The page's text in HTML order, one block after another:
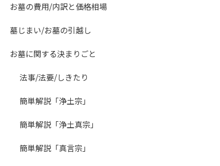
お墓の費用/内訳と価格相場
墓じまい/お墓の引越し
お墓に関する決まりごと
法事/法要/しきたり
簡単解説「浄土宗」
簡単解説「浄土真宗」
簡単解説「真言宗」